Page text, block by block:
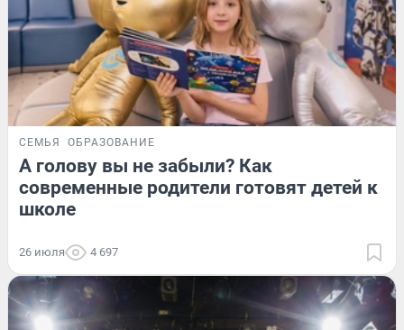
СЕМЬЯ ОБРАЗОВАНИЕ
А голову вы не забыли? Как
современные родители готовят детей к
школе
26 июля 4 697